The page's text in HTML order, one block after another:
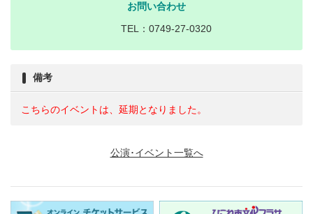
お問い合わせ
TEL：0749-27-0320
備考
こちらのイベントは、延期となりました。
公演･イベント一覧へ